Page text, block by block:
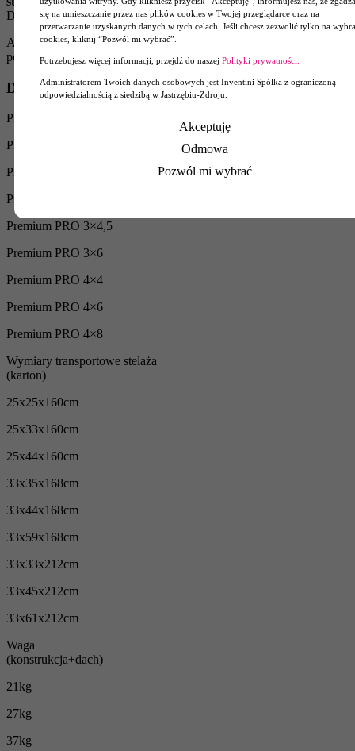
Dobra.
A może namiotu reklamowego na wydarzenie? Sprawdź nasz
podziałnamiotów branżowych.
Dostępne modele namiotów
PRO 3×3
PRO 3×4,5
PRO 3×6
Premium PRO 3×3
Premium PRO 3×4,5
Premium PRO 3×6
Premium PRO 4×4
Premium PRO 4×6
Premium PRO 4×8
Wymiary transportowe stelaża
(karton)
25x25x160cm
25x33x160cm
25x44x160cm
33x35x168cm
33x44x168cm
33x59x168cm
33x33x212cm
33x45x212cm
33x61x212cm
Waga
(konstrukcja+dach)
21kg
27kg
37kg
się na umieszczanie przez nas plików cookies w Twojej przeglądarce oraz na
przetwarzanie uzyskanych danych w tych celach. Jeśli chcesz zezwolić tylko na
cookies, kliknij “Pozwól mi wybrać”.
Potrzebujesz więcej informacji, przejdź do naszej Polityki prywatności.
Administratorem Twoich danych osobowych jest Inventini Spółka z ograniczoną
odpowiedzialnością z siedzibą w Jastrzębiu-Zdroju.
Pozwól mi wybrać
Odmowa
Akceptuję